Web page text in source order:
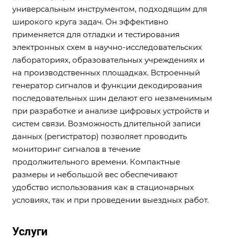
универсальным инструментом, подходящим для
широкого круга задач. Он эффективно
применяется для отладки и тестирования
электронных схем в научно-исследовательских
лабораториях, образовательных учреждениях и
на производственных площадках. Встроенный
генератор сигналов и функции декодирования
последовательных шин делают его незаменимым
при разработке и анализе цифровых устройств и
систем связи. Возможность длительной записи
данных (регистратор) позволяет проводить
мониторинг сигналов в течение
продолжительного времени. Компактные
размеры и небольшой вес обеспечивают
удобство использования как в стационарных
условиях, так и при проведении выездных работ.
Услуги